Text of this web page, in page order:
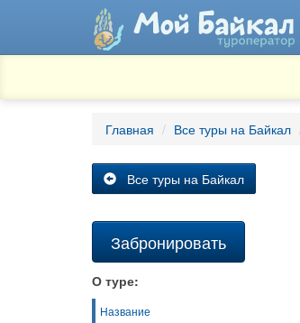
Главная Все туры на Байкал
Все туры на Байкал
Забронировать
О туре:
Название